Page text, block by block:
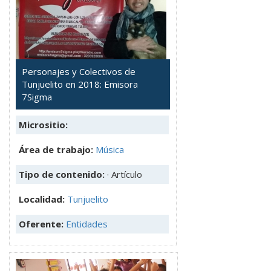
Personajes y Colectivos de
Tunjuelito en 2018: Emisora
7Sigma
Micrositio:
Área de trabajo: Música
Tipo de contenido: · Artículo
Localidad: Tunjuelito
Oferente: Entidades